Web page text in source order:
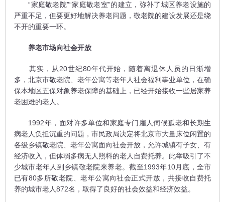
“家庭敬老院”“家庭敬老室”的建立，弥补了城区养老设施的
严重不足，但要更好地解决养老问题，敬老院的建设发展还是绕
不开的重要一环。
养老市场向社会开放
其实，从20世纪80年代开始，随着离退休人员的日渐增
多，北京市敬老院、老年公寓等老年人社会福利事业单位，在确
保本地区五保对象养老保障的基础上，已经开始接收一些居家养
老困难的老人。
1992年，面对许多单位和家庭专门雇人伺候孤老和长期生
病老人负担沉重的问题，市民政局决定将北京市大量床位闲置的
各级乡镇敬老院、老年公寓面向社会开放，允许城镇有子女、有
经济收入，但体弱多病无人照料的老人自费托养。此举吸引了不
少城市老年人到乡镇敬老院来养老。截至1993年10月底，全市
已有80多所敬老院、老年公寓向社会正式开放，共接收自费托
养的城市老人872名，取得了良好的社会效益和经济效益。